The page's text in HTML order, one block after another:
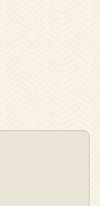
YOUTUBE
OP TIKTOK